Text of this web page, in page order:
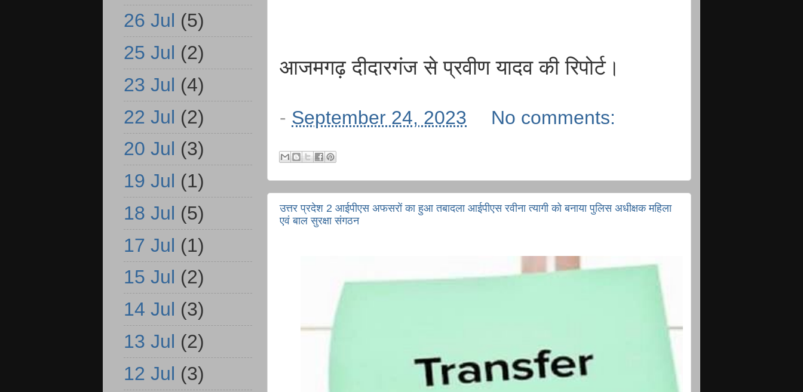
आजमगढ़ दीदारगंज से प्रवीण यादव की रिपोर्ट।
- September 24, 2023 No comments:
उत्तर प्रदेश 2 आईपीएस अफसरों का हुआ तबादला आईपीएस रवीना त्यागी को बनाया पुलिस अधीक्षक महिला
एवं बाल सुरक्षा संगठन
26 Jul (5)
25 Jul (2)
23 Jul (4)
22 Jul (2)
20 Jul (3)
19 Jul (1)
18 Jul (5)
17 Jul (1)
15 Jul (2)
14 Jul (3)
13 Jul (2)
12 Jul (3)